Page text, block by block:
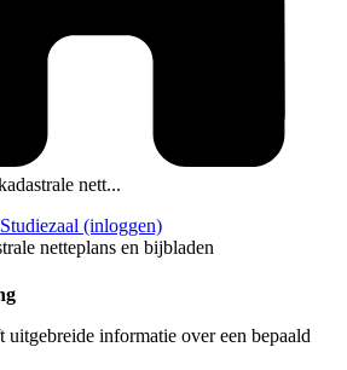
nett...
(inloggen)
netteplans en bijbladen
uitgebreide informatie over een bepaald